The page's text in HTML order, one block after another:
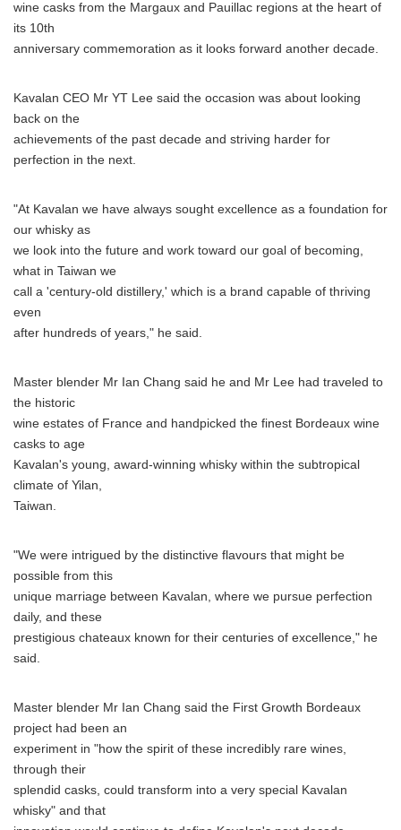
wine casks from the Margaux and Pauillac regions at the heart of
its 10th
anniversary commemoration as it looks forward another decade.
Kavalan CEO Mr YT Lee said the occasion was about looking
back on the
achievements of the past decade and striving harder for
perfection in the next.
"At Kavalan we have always sought excellence as a foundation for
our whisky as
we look into the future and work toward our goal of becoming,
what in Taiwan we
call a 'century-old distillery,' which is a brand capable of thriving
even
after hundreds of years," he said.
Master blender Mr Ian Chang said he and Mr Lee had traveled to
the historic
wine estates of France and handpicked the finest Bordeaux wine
casks to age
Kavalan's young, award-winning whisky within the subtropical
climate of Yilan,
Taiwan.
"We were intrigued by the distinctive flavours that might be
possible from this
unique marriage between Kavalan, where we pursue perfection
daily, and these
prestigious chateaux known for their centuries of excellence," he
said.
Master blender Mr Ian Chang said the First Growth Bordeaux
project had been an
experiment in "how the spirit of these incredibly rare wines,
through their
splendid casks, could transform into a very special Kavalan
whisky" and that